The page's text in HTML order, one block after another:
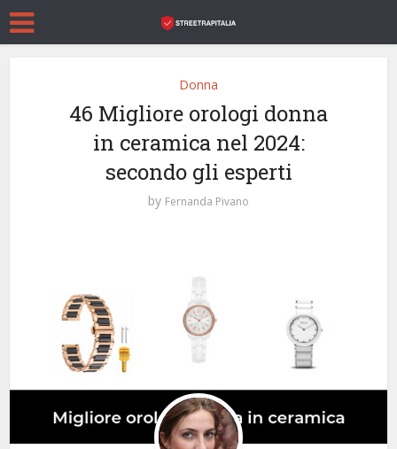
Donna
46 Migliore orologi donna
in ceramica nel 2024:
secondo gli esperti
by Fernanda Pivano